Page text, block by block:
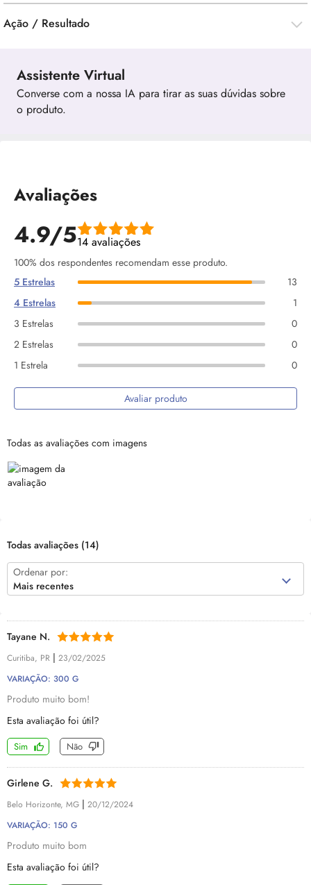
Ação / Resultado
Assistente Virtual
Converse com a nossa IA para tirar as suas dúvidas sobre
o produto.
Avaliações
4.9/514 avaliações
100% dos respondentes recomendam esse produto.
5 Estrelas
13
4 Estrelas
1
3 Estrelas
0
2 Estrelas
0
1 Estrela
0
Avaliar produto
Todas as avaliações com imagens
Todas avaliações (14)
Ordenar por:
Mais recentes
Tayane N.
Curitiba, PR | 23/02/2025
VARIAÇÃO: 300 G
Produto muito bom!
Esta avaliação foi útil?
Sim Não
Girlene G.
Belo Horizonte, MG | 20/12/2024
VARIAÇÃO: 150 G
Produto muito bom
Esta avaliação foi útil?